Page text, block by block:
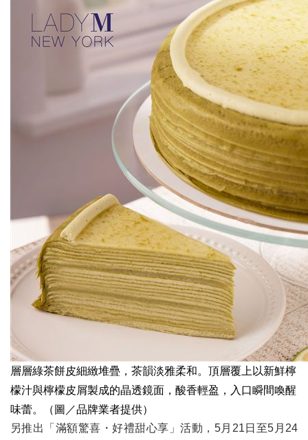
層層綠茶餅皮細緻堆疊，茶韻淡雅柔和。頂層覆上以新鮮檸
檬汁與檸檬皮屑製成的晶透鏡面，酸香輕盈，入口瞬間喚醒
味蕾。（圖／品牌業者提供）
另推出「滿額驚喜・好禮甜心享」活動，5月21日至5月24